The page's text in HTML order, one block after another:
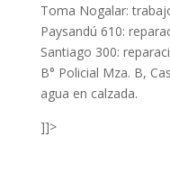
Toma Nogalar:
Paysandú 610:
Santiago 300:
B° Policial Mza. B,
agua en calzada.
]]>